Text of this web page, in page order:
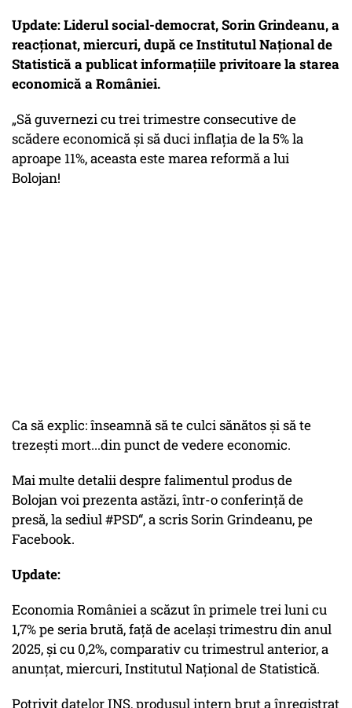
Update: Liderul social-democrat, Sorin Grindeanu, a
reacționat, miercuri, după ce Institutul Național de
Statistică a publicat informațiile privitoare la starea
economică a României.
„Să guvernezi cu trei trimestre consecutive de
scădere economică și să duci inflația de la 5% la
aproape 11%, aceasta este marea reformă a lui
Bolojan!
Ca să explic: înseamnă să te culci sănătos și să te
trezești mort...din punct de vedere economic.
Mai multe detalii despre falimentul produs de
Bolojan voi prezenta astăzi, într-o conferință de
presă, la sediul #PSD“, a scris Sorin Grindeanu, pe
Facebook.
Update:
Economia României a scăzut în primele trei luni cu
1,7% pe seria brută, faţă de acelaşi trimestru din anul
2025, şi cu 0,2%, comparativ cu trimestrul anterior, a
anunţat, miercuri, Institutul Naţional de Statistică.
Potrivit datelor INS, produsul intern brut a înregistrat